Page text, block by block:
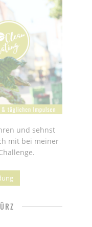
und sehnst
mit bei meiner